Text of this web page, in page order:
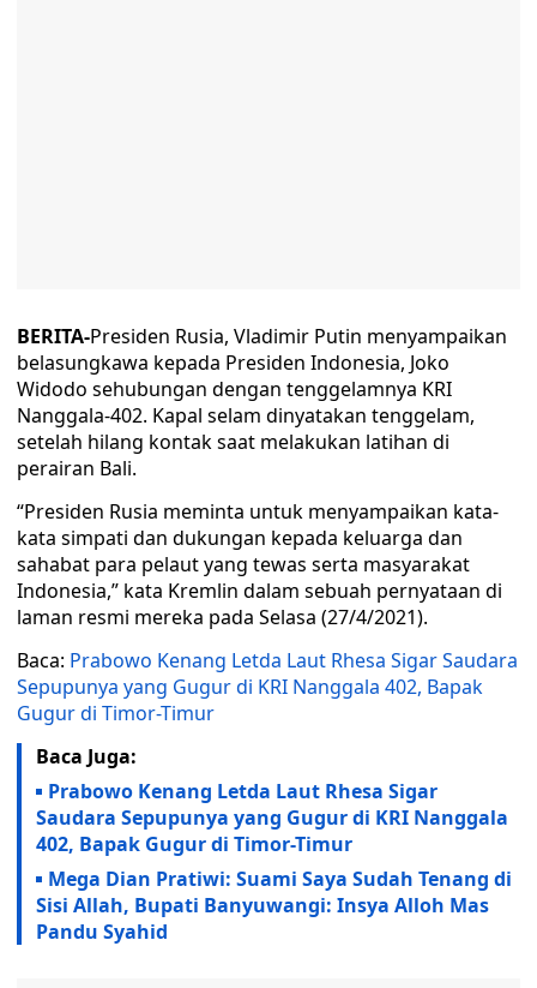
BERITA-Presiden Rusia, Vladimir Putin menyampaikan
belasungkawa kepada Presiden Indonesia, Joko
Widodo sehubungan dengan tenggelamnya KRI
Nanggala-402. Kapal selam dinyatakan tenggelam,
setelah hilang kontak saat melakukan latihan di
perairan Bali.
“Presiden Rusia meminta untuk menyampaikan kata-
kata simpati dan dukungan kepada keluarga dan
sahabat para pelaut yang tewas serta masyarakat
Indonesia,” kata Kremlin dalam sebuah pernyataan di
laman resmi mereka pada Selasa (27/4/2021).
Baca: Prabowo Kenang Letda Laut Rhesa Sigar Saudara
Sepupunya yang Gugur di KRI Nanggala 402, Bapak
Gugur di Timor-Timur
Baca Juga:
Prabowo Kenang Letda Laut Rhesa Sigar
Saudara Sepupunya yang Gugur di KRI Nanggala
402, Bapak Gugur di Timor-Timur
Mega Dian Pratiwi: Suami Saya Sudah Tenang di
Sisi Allah, Bupati Banyuwangi: Insya Alloh Mas
Pandu Syahid